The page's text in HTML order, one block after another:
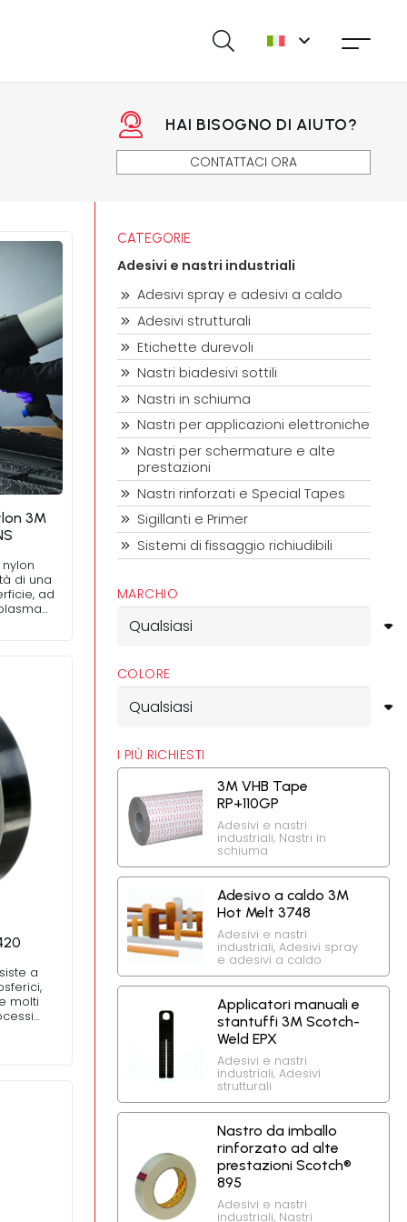
HAI BISOGNO DI AIUTO?
CONTATTACI ORA
3M
di una
ad
a
molti
CATEGORIE
Adesivi e nastri industriali
Adesivi spray e adesivi a caldo
Adesivi strutturali
Etichette durevoli
Nastri biadesivi sottili
Nastri in schiuma
Nastri per applicazioni elettroniche
Nastri per schermature e alte
prestazioni
Nastri rinforzati e Special Tapes
Sigillanti e Primer
Sistemi di fissaggio richiudibili
MARCHIO
COLORE
I PIÙ RICHIESTI
3M VHB Tape
RP+110GP
Adesivi e nastri
industriali, Nastri in
schiuma
Adesivo a caldo 3M
Hot Melt 3748
Adesivi e nastri
industriali,Adesivi spray
e adesivi a caldo
Applicatori manuali e
stantuffi 3M Scotch-
Weld EPX
Adesivi e nastri
industriali,Adesivi
strutturali
Nastro da imballo
rinforzato ad alte
prestazioni Scotch®
895
Adesivi e nastri
industriali, Nastri